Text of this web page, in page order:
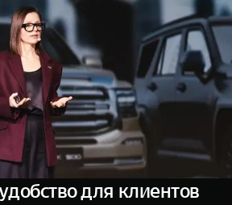
для клиентов